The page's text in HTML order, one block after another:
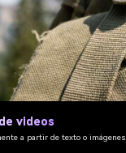
videos
a partir de texto o imágenes